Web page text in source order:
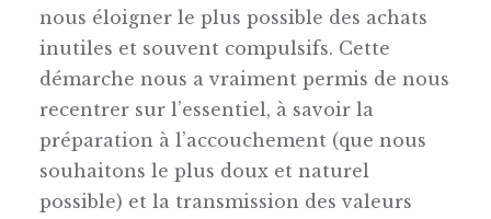
nous éloigner le plus possible des achats
inutiles et souvent compulsifs. Cette
démarche nous a vraiment permis de nous
recentrer sur l’essentiel, à savoir la
préparation à l’accouchement (que nous
souhaitons le plus doux et naturel
possible) et la transmission des valeurs